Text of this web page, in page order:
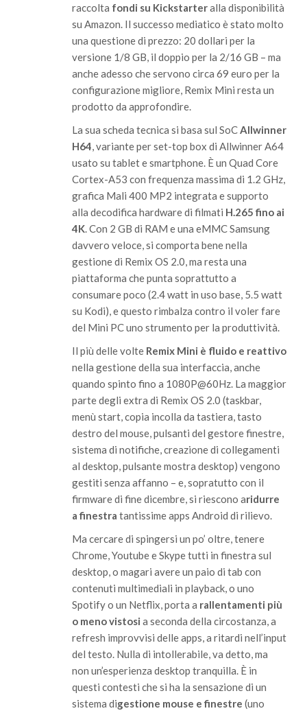
raccolta fondi su Kickstarteralla disponibilità
su Amazon. Il successo mediatico è stato molto
una questione di prezzo: 20 dollari per la
versione 1/8 GB, il doppio per la 2/16 GB – ma
anche adesso che servono circa 69 euro per la
configurazione migliore, Remix Mini resta un
prodotto da approfondire.
La sua scheda tecnica si basa sul SoCAllwinner
H64, variante per set-top box di Allwinner A64
usato su tablet e smartphone. È un Quad Core
Cortex-A53 con frequenza massima di 1.2 GHz,
grafica Mali 400 MP2 integrata e supporto
alla decodifica hardware di filmati H.265 fino ai
4K. Con 2 GB di RAM e una eMMCSamsung
davvero veloce, si comporta bene nella
gestione di Remix OS 2.0, ma resta una
piattaforma che punta soprattutto a
consumare poco (2.4 watt in uso base, 5.5 watt
su Kodi), e questo rimbalza contro il voler fare
del Mini PC uno strumento per la produttività.
Il più delle volte Remix Mini è fluido e reattivo
nella gestione della sua interfaccia, anche
quando spinto fino a 1080P@60Hz. La maggior
parte degli extra di Remix OS 2.0 (taskbar,
menù start, copia incolla da tastiera, tasto
destro del mouse, pulsanti del gestore finestre,
sistema di notifiche, creazione di collegamenti
al desktop, pulsante mostra desktop) vengono
gestiti senza affanno – e, sopratutto con il
firmware di fine dicembre, si riescono aridurre
a finestra tantissime apps Android di rilievo.
Ma cercare di spingersi un po’ oltre, tenere
Chrome, Youtube eSkypetutti in finestra sul
desktop, o magari avere un paio di tab con
contenuti multimediali in playback, o uno
Spotify o un Netflix, porta a rallentamenti più
o meno vistosi a seconda della circostanza, a
refresh improvvisi delle apps, a ritardi nell’input
del testo. Nulla di intollerabile, va detto, ma
non un’esperienza desktop tranquilla. È in
questi contesti che si ha la sensazione di un
sistema digestione mouse e finestre (uno